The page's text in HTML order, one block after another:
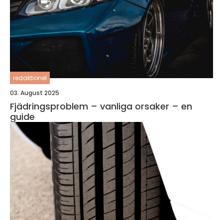
redaktionel
03. August 2025
Fjädringsproblem – vanliga orsaker – en
guide